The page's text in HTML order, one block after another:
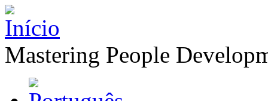
Mastering People